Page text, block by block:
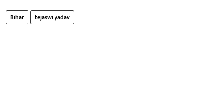
Bihar tejaswi yadav